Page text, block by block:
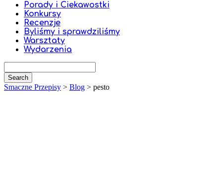
Porady i Ciekawostki
Konkursy
Recenzje
Byliśmy i sprawdziliśmy
Warsztaty
Wydarzenia
Smaczne Przepisy > Blog > pesto